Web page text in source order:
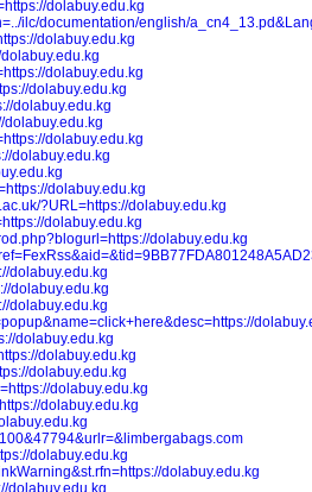
dolabuy.edu.kg
ilc/documentation/english/
dolabuy.edu.kg
dolabuy.edu.kg
dolabuy.edu.kg
dolabuy.edu.kg
dolabuy.edu.kg
dolabuy.edu.kg
dolabuy.edu.kg
dolabuy.edu.kg
?URL=https://dolabuy.edu.kg
dolabuy.edu.kg
dolabuy.edu.kg
dolabuy.edu.kg
dolabuy.edu.kg
dolabuy.edu.kg
dolabuy.edu.kg
dolabuy.edu.kg
dolabuy.edu.kg
dolabuy.edu.kg
dolabuy.edu.kg
dolabuy.edu.kg
dolabuy.edu.kg
dolabuy.edu.kg